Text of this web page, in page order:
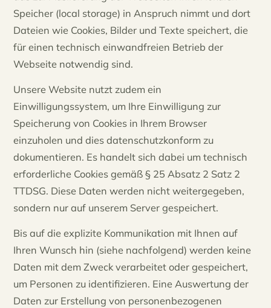
Speicher (local storage) in Anspruch nimmt und dort
Dateien wie Cookies, Bilder und Texte speichert, die
für einen technisch einwandfreien Betrieb der
Webseite notwendig sind.
Unsere Website nutzt zudem ein
Einwilligungssystem, um Ihre Einwilligung zur
Speicherung von Cookies in Ihrem Browser
einzuholen und dies datenschutzkonform zu
dokumentieren. Es handelt sich dabei um technisch
erforderliche Cookies gemäß § 25 Absatz 2 Satz 2
TTDSG. Diese Daten werden nicht weitergegeben,
sondern nur auf unserem Server gespeichert.
Bis auf die explizite Kommunikation mit Ihnen auf
Ihren Wunsch hin (siehe nachfolgend) werden keine
Daten mit dem Zweck verarbeitet oder gespeichert,
um Personen zu identifizieren. Eine Auswertung der
Daten zur Erstellung von personenbezogenen